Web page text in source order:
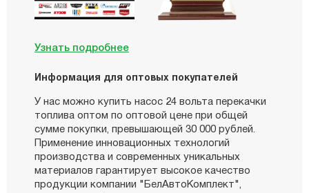
Узнать подробнее
Информация для оптовых покупателей
У нас можно купить насос 24 вольта перекачки
топлива оптом по оптовой цене при общей
сумме покупки, превышающей 30 000 рублей.
Применение инновационных технологий
производства и современных уникальных
материалов гарантирует высокое качество
продукции компании "БелАвтоКомплект",